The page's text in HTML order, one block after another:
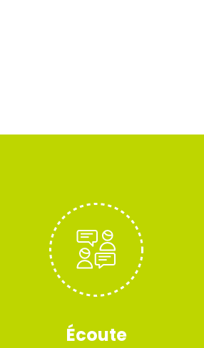
Écoute